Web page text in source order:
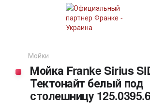
Мойки
Мойка Franke Sirius
Тектонайт белый под
столешницу